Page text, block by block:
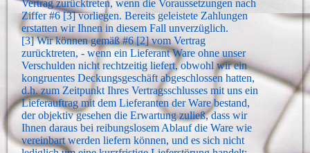
Vertrag zurücktreten, wenn die Voraussetzungen nach
Ziffer #6 [3] vorliegen. Bereits geleistete Zahlungen
erstatten wir Ihnen in diesem Fall unverzüglich.
[3] Wir können gemäß #6 [2] vom Vertrag
zurücktreten, - wenn ein Lieferant Ware ohne unser
Verschulden nicht rechtzeitig liefert, obwohl wir ein
kongruentes Deckungsgeschäft abgeschlossen hatten,
d.h. zum Zeitpunkt Ihres Vertragsschlusses mit uns ein
Lieferauftrag mit dem Lieferanten der Ware bestand,
der objektiv gesehen die Erwartung zuließ, dass wir
Ihnen daraus bei reibungslosem Ablauf die Ware wie
vereinbart werden liefern können, und es sich nicht